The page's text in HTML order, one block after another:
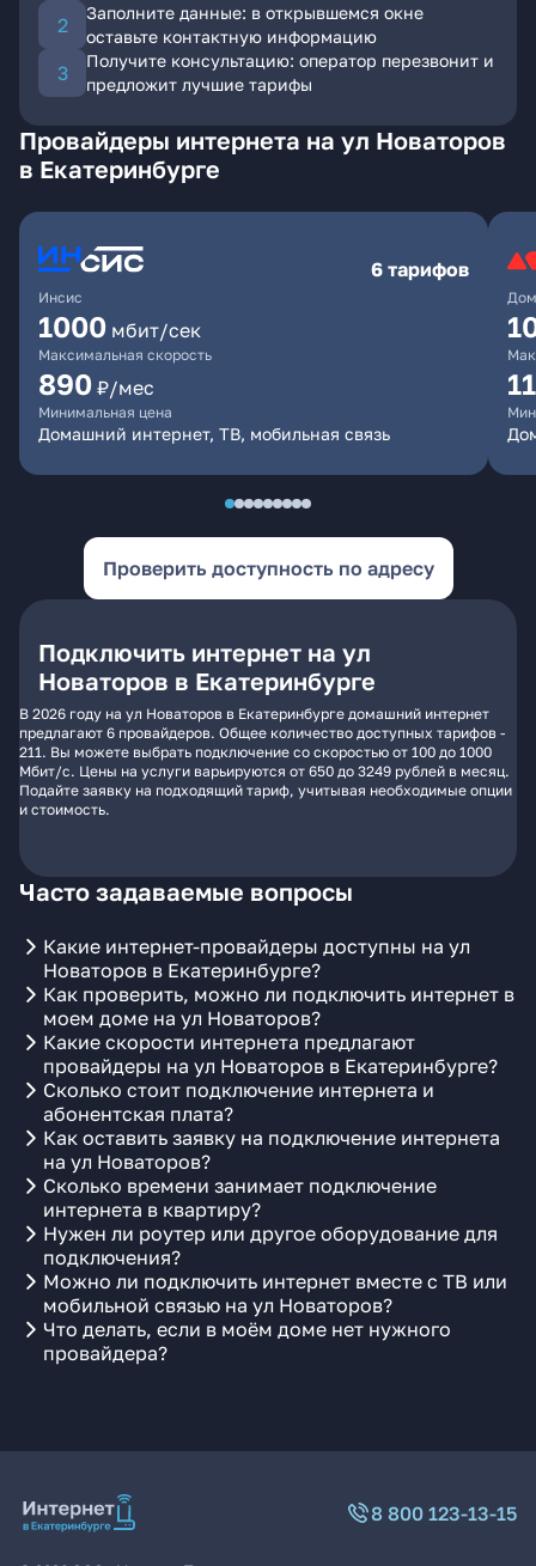
Заполните данные: в открывшемся окне
оставьте контактную информацию
Получите консультацию: оператор перезвонит и
предложит лучшие тарифы
Провайдеры интернета на ул Новаторов
в Екатеринбурге
Инсис
6 тарифов
1000 мбит/сек
Максимальная скорость
890 ₽/мес
Минимальная цена
Домашний интернет, ТВ, мобильная связь
Проверить доступность по адресу
Подключить интернет на ул
Новаторов в Екатеринбурге
В 2026 году на ул Новаторов в Екатеринбурге домашний интернет
предлагают 6 провайдеров. Общее количество доступных тарифов -
211. Вы можете выбрать подключение со скоростью от 100 до 1000
Мбит/с. Цены на услуги варьируются от 650 до 3249 рублей в месяц.
Подайте заявку на подходящий тариф, учитывая необходимые опции
и стоимость.
Часто задаваемые вопросы
Какие интернет-провайдеры доступны на ул
Новаторов в Екатеринбурге?
Как проверить, можно ли подключить интернет в
моем доме на ул Новаторов?
Какие скорости интернета предлагают
провайдеры на ул Новаторов в Екатеринбурге?
Сколько стоит подключение интернета и
абонентская плата?
Как оставить заявку на подключение интернета
на ул Новаторов?
Сколько времени занимает подключение
интернета в квартиру?
Нужен ли роутер или другое оборудование для
подключения?
Можно ли подключить интернет вместе с ТВ или
мобильной связью на ул Новаторов?
Что делать, если в моём доме нет нужного
провайдера?
8 800 123-13-15